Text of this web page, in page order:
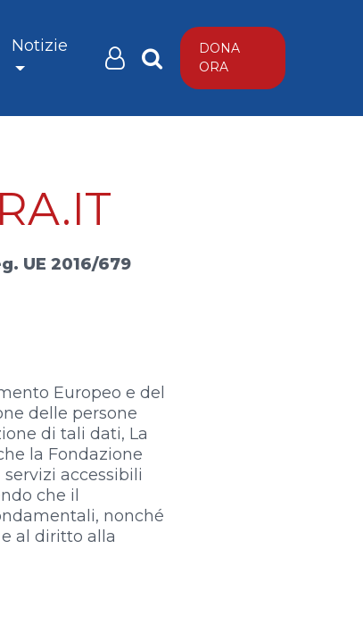
Notizie
DONA
ORA
UE 2016/679
Europeo e del
delle persone
di tali dati, La
la Fondazione
accessibili
che il
nonché
al diritto alla